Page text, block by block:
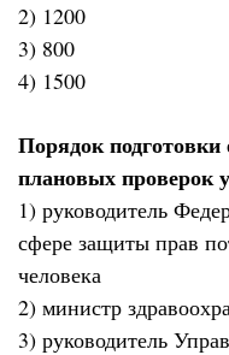
2) 1200
3) 800
4) 1500
Порядок подготовки
плановых проверок
1) руководитель
сфере защиты прав
человека
2) министр
3) руководитель